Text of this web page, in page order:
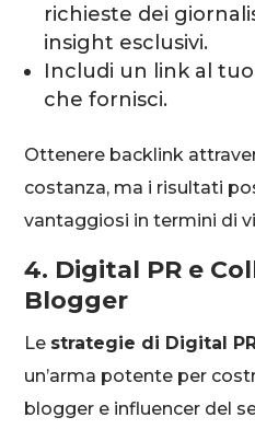
richieste dei
insight esclusivi.
Includi un link al
che fornisci.
Ottenere backlink
costanza, ma i risultati
vantaggiosi in termini di
4. Digital PR e
Blogger
Le strategie di Digital
un’arma potente per
blogger e influencer del